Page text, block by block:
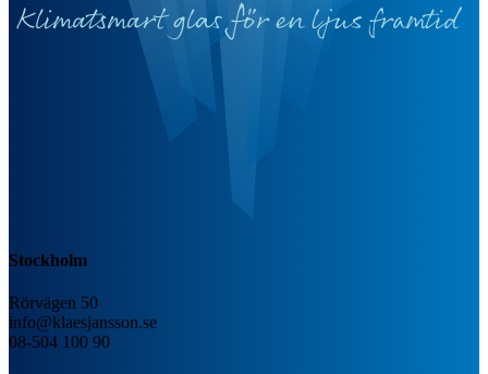
Stockholm
Rörvägen 50
info@klaesjansson.se
08-504 100 90